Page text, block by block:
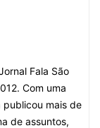
Fala São
Com uma
publicou mais de
de assuntos,